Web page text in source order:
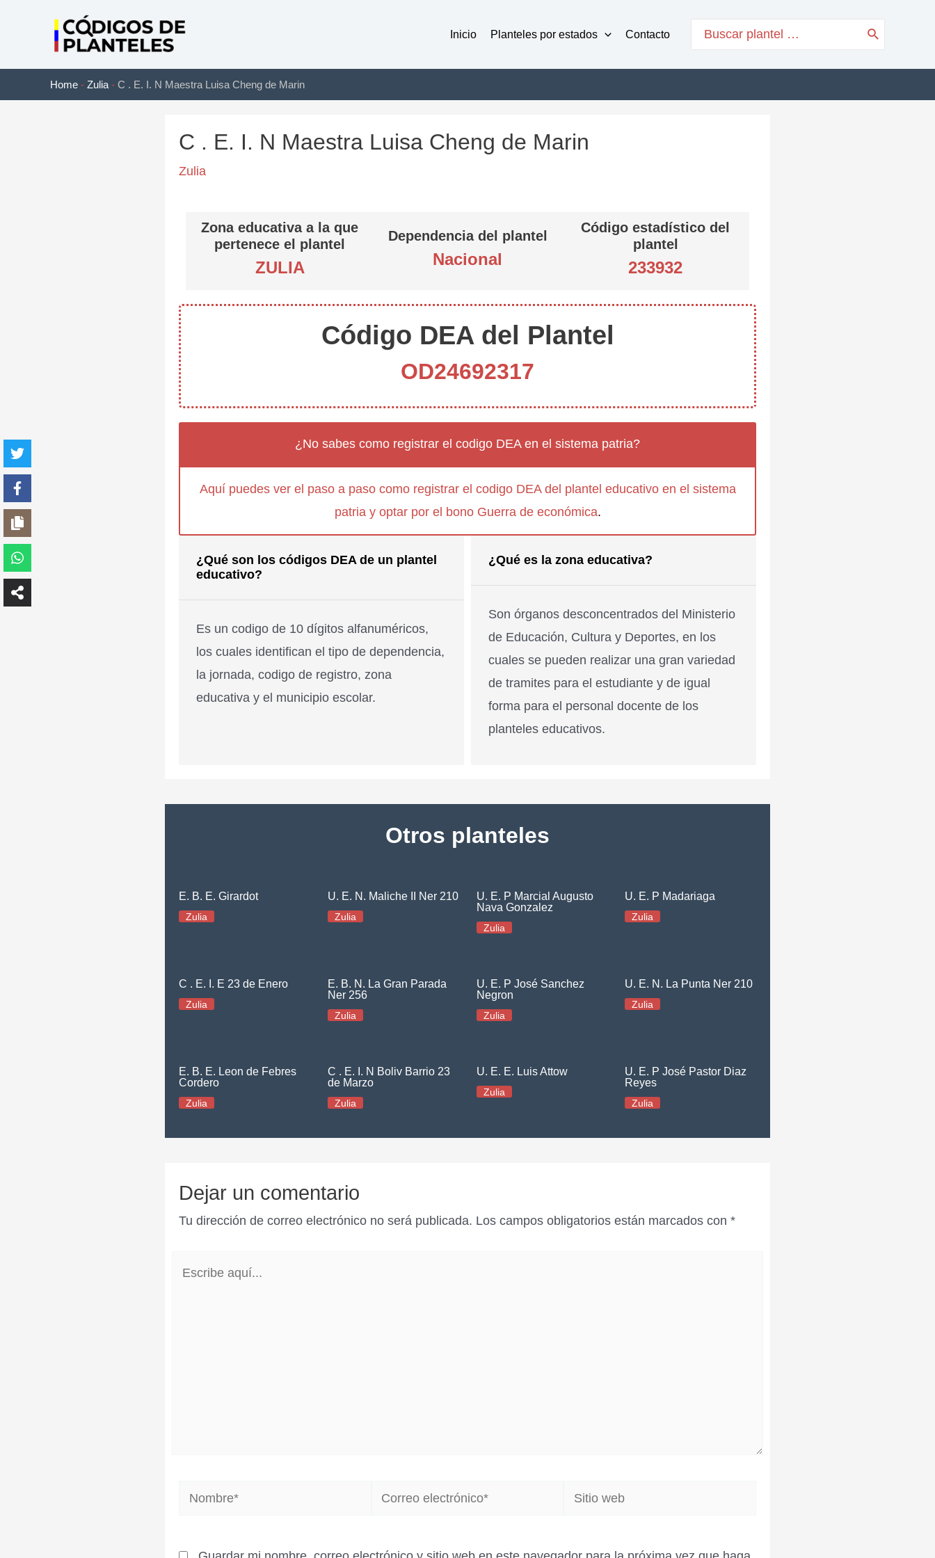
Inicio Planteles por estados Contacto
for:
Home - Zulia - C . E. I. N Maestra Luisa Cheng de Marin
C . E. I. N Maestra Luisa Cheng de Marin
Zulia
Zona educativa a la que
pertenece el plantel
ZULIA
Dependencia del plantel
Nacional
Código estadístico del
plantel
233932
Código DEA del Plantel
OD24692317
¿No sabes como registrar el codigo DEA en el sistema patria?
Aquí puedes ver el paso a paso como registrar el codigo DEA del plantel educativo en el sistema
patria y optar por el bono Guerra de económica.
¿Qué son los códigos DEA de un plantel
educativo?
Es un codigo de 10 dígitos alfanuméricos,
los cuales identifican el tipo de dependencia,
la jornada, codigo de registro, zona
educativa y el municipio escolar.
¿Qué es la zona educativa?
Son órganos desconcentrados del Ministerio
de Educación, Cultura y Deportes, en los
cuales se pueden realizar una gran variedad
de tramites para el estudiante y de igual
forma para el personal docente de los
planteles educativos.
Otros planteles
E. B. E. Girardot
Zulia
U. E. N. Maliche II Ner 210
Zulia
U. E. P Marcial Augusto
Nava Gonzalez
Zulia
U. E. P Madariaga
Zulia
C . E. I. E 23 de Enero
Zulia
E. B. N. La Gran Parada
Ner 256
Zulia
U. E. P José Sanchez
Negron
Zulia
U. E. N. La Punta Ner 210
Zulia
E. B. E. Leon de Febres
Cordero
Zulia
C . E. I. N Boliv Barrio 23
de Marzo
Zulia
U. E. E. Luis Attow
Zulia
U. E. P José Pastor Diaz
Reyes
Zulia
Dejar un comentario
Tu dirección de correo electrónico no será publicada. Los campos obligatorios están marcados con *
Nombre*
Correo
Sitio